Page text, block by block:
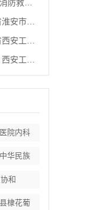
援总队
市妇女
工业大
工业大
院内科
华民族
和
棣花葡